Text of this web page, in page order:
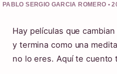
PABLO SERGIO GARCIA ROMERO •
Hay películas que
y termina como una
no lo eres. Aquí te cuento